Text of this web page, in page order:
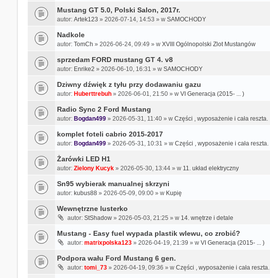
Mustang GT 5.0, Polski Salon, 2017r.
autor: Artek123 » 2026-07-14, 14:53 » w SAMOCHODY
Nadkole
autor: TomCh » 2026-06-24, 09:49 » w XVIII Ogólnopolski Zlot Mustangów
sprzedam FORD mustang GT 4. v8
autor: Enrike2 » 2026-06-10, 16:31 » w SAMOCHODY
Dziwny dźwięk z tyłu przy dodawaniu gazu
autor: Huberttrebuh» 2026-06-01, 21:50 » w VI Generacja (2015- ... )
Radio Sync 2 Ford Mustang
autor: Bogdan499» 2026-05-31, 11:40 » w Części , wyposażenie i cała reszta.
komplet foteli cabrio 2015-2017
autor: Bogdan499» 2026-05-31, 10:31 » w Części , wyposażenie i cała reszta.
Żarówki LED H1
autor: Zielony Kucyk» 2026-05-30, 13:44 » w 11. układ elektryczny
Sn95 wybierak manualnej skrzyni
autor: kubus88 » 2026-05-09, 09:00 » w Kupię
Wewnętrzne lusterko
autor: StShadow» 2026-05-03, 21:25 » w 14. wnętrze i detale
Mustang - Easy fuel wypada plastik wlewu, co zrobić?
autor: matrixpolska123» 2026-04-19, 21:39 » w VI Generacja (2015- ... )
Podpora wału Ford Mustang 6 gen.
autor: tomi_73» 2026-04-19, 09:36 » w Części , wyposażenie i cała reszta.